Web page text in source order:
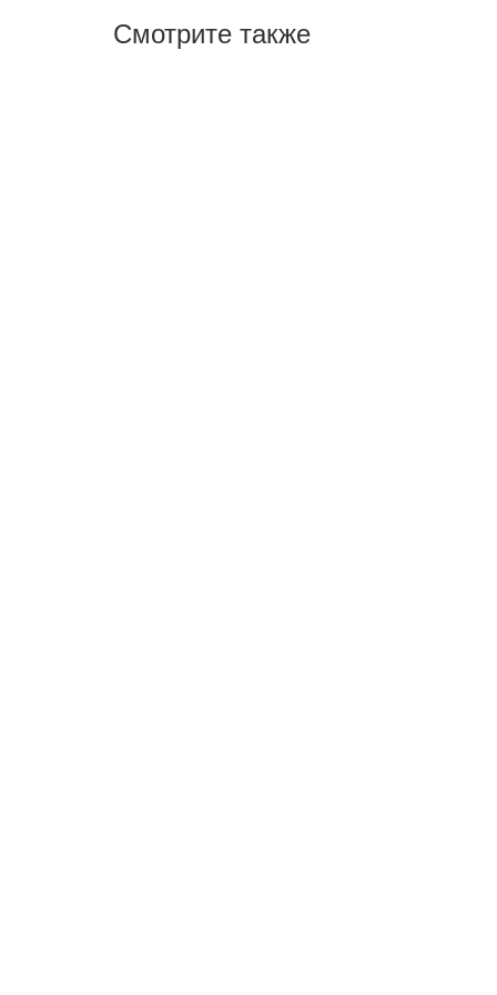
Смотрите также